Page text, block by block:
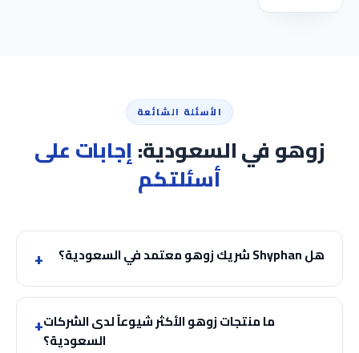
الأسئلة الشائعة
زوهو في السعودية:إجابات على
أسئلتكم
هل Shyphan شريك زوهو معتمد في السعودية؟
ما منتجات زوهو الأكثر شيوعاً لدى الشركات
السعودية؟